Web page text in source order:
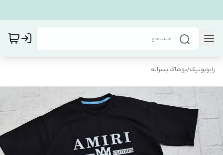
رابوبوتیک/پوشاک پسرانه